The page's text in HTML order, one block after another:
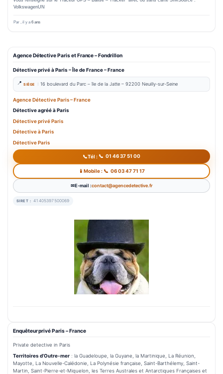
VolkswagenUN
Par , il y a6 ans
Agence Détective Paris et France – Fondrillon
Détective privé à Paris – Île de France – France
SIÈGE : 16 boulevard du Parc –île de la Jatte – 92200 Neuilly-sur-Seine
Agence Détective Paris – France
Détective agréé à Paris
DétectiveprivéParis
Détective à Paris
Détective Paris
Tél : 01 46 37 51 00
Mobile : 06 03 47 71 17
E-mail :contact@agencedetective.fr
SIRET : 41405397500069
Enquêteur privé Paris – France
Private detective in Paris
Territoires d’Outre-mer : la Guadeloupe, la Guyane, la Martinique, La Réunion,
Mayotte, La Nouvelle-Calédonie, La Polynésie française, Saint-Barthélemy, Saint-
Martin, Saint-Pierre-et-Miquelon, les Terres Australes et Antarctiques Françaises et